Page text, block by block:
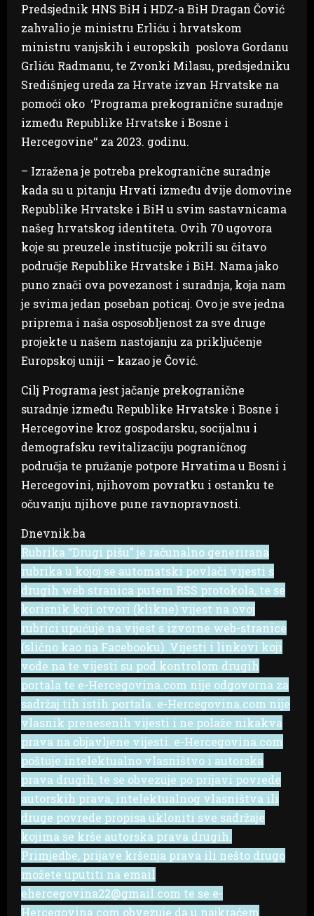
Predsjednik HNS BiH i HDZ-a BiH Dragan Čović
zahvalio je ministru Erliću i hrvatskom
ministru vanjskih i europskih poslova Gordanu
Grliću Radmanu, te Zvonki Milasu, predsjedniku
Središnjeg ureda za Hrvate izvan Hrvatske na
pomoći oko ‘Programa prekogranične suradnje
između Republike Hrvatske i Bosne i
Hercegovine‘‘ za 2023. godinu.
– Izražena je potreba prekogranične suradnje
kada su u pitanju Hrvati između dvije domovine
Republike Hrvatske i BiH u svim sastavnicama
našeg hrvatskog identiteta. Ovih 70 ugovora
koje su preuzele institucije pokrili su čitavo
područje Republike Hrvatske i BiH. Nama jako
puno znači ova povezanost i suradnja, koja nam
je svima jedan poseban poticaj. Ovo je sve jedna
priprema i naša osposobljenost za sve druge
projekte u našem nastojanju za priključenje
Europskoj uniji – kazao je Čović.
Cilj Programa jest jačanje prekogranične
suradnje između Republike Hrvatske i Bosne i
Hercegovine kroz gospodarsku, socijalnu i
demografsku revitalizaciju pograničnog
područja te pružanje potpore Hrvatima u Bosni i
Hercegovini, njihovom povratku i ostanku te
očuvanju njihove pune ravnopravnosti.
Dnevnik.ba
Rubrika “Drugi pišu” je računalno generirana
rubrika u kojoj se automatski povlači vijesti s
drugih web stranica putem RSS protokola, te se
korisnik koji otvori (klikne) vijest na ovoj
rubrici upućuje na vijest s izvorne web-stranice
(slično kao na Facebooku). Vijesti i linkovi koji
vode na te vijesti su pod kontrolom drugih
portala te e-Hercegovina.com nije odgovorna za
sadržaj tih istih portala. e-Hercegovina.com nije
vlasnik prenesenih vijesti i ne polaže nikakva
prava na objavljene vijesti. e-Hercegovina.com
poštuje intelektualno vlasništvo i autorska
prava drugih, te se obvezuje po prijavi povrede
autorskih prava, intelektualnog vlasništva ili
druge povrede propisa ukloniti sve sadržaje
kojima se krše autorska prava drugih.
Primjedbe, prijave kršenja prava ili nešto drugo
možete uputiti na email
ehercegovina22@gmail.com te se e-
Hercegovina.com obvezuje da u najkraćem